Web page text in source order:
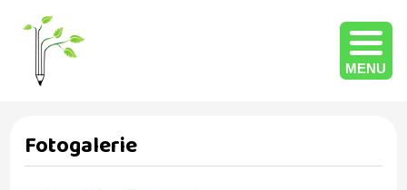
MENU
Fotogalerie